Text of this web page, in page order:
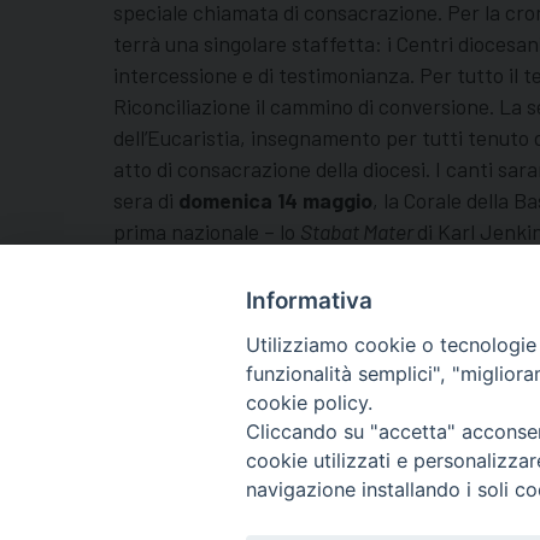
speciale chiamata di consacrazione. Per la
terrà una singolare staffetta: i Centri
intercessione e di testimonianza. Per tutto il
Riconciliazione il cammino di conversione. La
dell’Eucaristia, insegnamento per tutti tenuto
atto di consacrazione della diocesi. I canti
sera di domenica 14 maggio, la Corale della
prima nazionale – lo Stabat Materdi Karl
giovani prenderà poi il via un cammino sulle
Informativa
Utilizziamo cookie o
funzionalità semplici",
cookie policy.
Cliccando su "accetta"
cookie utilizzati e
navigazione installando i soli